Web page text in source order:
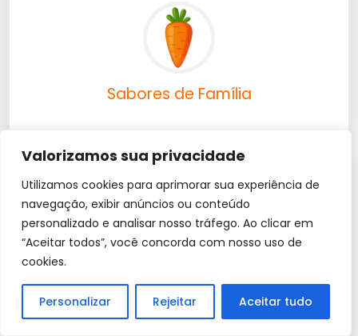
Valorizamos sua privacidade
Utilizamos cookies para aprimorar sua experiência de
navegação, exibir anúncios ou conteúdo
personalizado e analisar nosso tráfego. Ao clicar em
“Aceitar todos”, você concorda com nosso uso de
cookies.
Personalizar Rejeitar Aceitar tudo
Sabores de Família
0 Comentários
Deixe um comentário
O seu endereço de e-mail não será publicado.
Comentário* Portuguese